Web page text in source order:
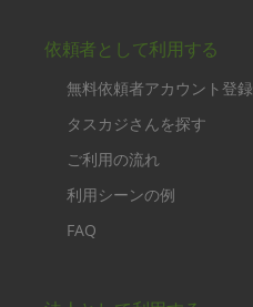
依頼者として利用する
無料依頼者アカウント登録
タスカジさんを探す
ご利用の流れ
利用シーンの例
FAQ